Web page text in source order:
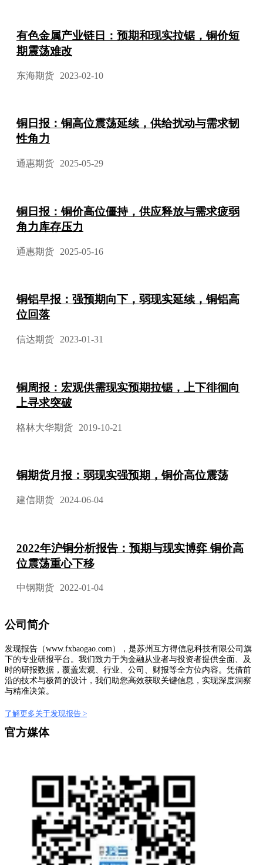
有色金属产业链日：预期和现实拉锯，铜价短
期震荡难改
东海期货 2023-02-10
铜日报：铜高位震荡延续，供给扰动与需求韧
性角力
通惠期货 2025-05-29
铜日报：铜价高位僵持，供应释放与需求疲弱
角力库存压力
通惠期货 2025-05-16
铜铝早报：强预期向下，弱现实延续，铜铝高
位回落
信达期货 2023-01-31
铜周报：宏观供需现实预期拉锯，上下徘徊向
上寻求突破
格林大华期货 2019-10-21
铜期货月报：弱现实强预期，铜价高位震荡
建信期货 2024-06-04
2022年沪铜分析报告：预期与现实博弈 铜价高
位震荡重心下移
中钢期货 2022-01-04
公司简介
发现报告（www.fxbaogao.com），是苏州互方得信息科技有限公司旗
下的专业研报平台。我们致力于为金融从业者与投资者提供全面、及
时的研报数据，覆盖宏观、行业、公司、财报等全方位内容。凭借前
沿的技术与极简的设计，我们助您高效获取关键信息，实现深度洞察
与精准决策。
了解更多关于发现报告 >
官方媒体